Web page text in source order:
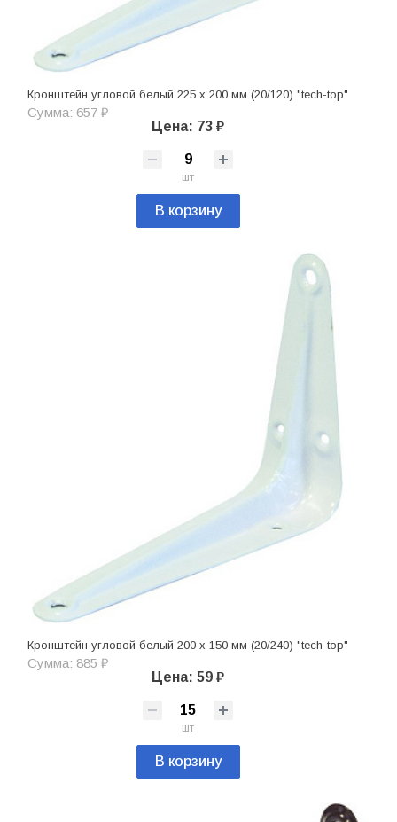
Кронштейн угловой белый 225 х 200 мм (20/120) "tech-top"
Сумма: 657 ₽
Цена: 73 ₽
шт
В корзину
Кронштейн угловой белый 200 х 150 мм (20/240) "tech-top"
Сумма: 885 ₽
Цена: 59 ₽
шт
В корзину